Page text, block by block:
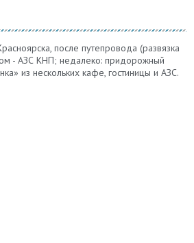
после путепровода (развязка
- АЗС КНП; недалеко: придорожный
из нескольких кафе, гостиницы и АЗС.